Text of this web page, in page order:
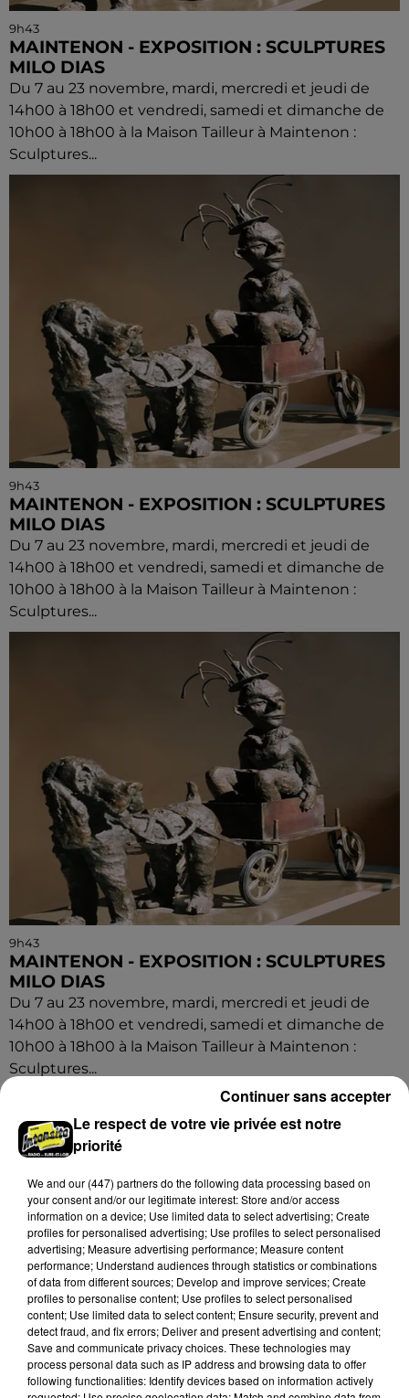
9h43
MAINTENON - EXPOSITION : SCULPTURES
MILO DIAS
Du 7 au 23 novembre, mardi, mercredi et jeudi de
14h00 à 18h00 et vendredi, samedi et dimanche de
10h00 à 18h00 à la Maison Tailleur à Maintenon :
Sculptures...
9h43
MAINTENON - EXPOSITION : SCULPTURES
MILO DIAS
Du 7 au 23 novembre, mardi, mercredi et jeudi de
14h00 à 18h00 et vendredi, samedi et dimanche de
10h00 à 18h00 à la Maison Tailleur à Maintenon :
Sculptures...
9h43
MAINTENON - EXPOSITION : SCULPTURES
MILO DIAS
Du 7 au 23 novembre, mardi, mercredi et jeudi de
14h00 à 18h00 et vendredi, samedi et dimanche de
10h00 à 18h00 à la Maison Tailleur à Maintenon :
Sculptures...
Le respect de votre vie privée est notre
priorité
We and our (447) partnersdo the following data processing based on
your consent and/or our legitimate interest: Store and/or access
information on a device; Use limited data to select advertising; Create
profiles for personalised advertising; Use profiles to select personalised
advertising; Measure advertising performance; Measure content
performance; Understand audiences through statistics or combinations
of data from different sources; Develop and improve services; Create
profiles to personalise content; Use profiles to select personalised
content; Use limited data to select content; Ensure security, prevent and
detect fraud, and fix errors; Deliver and present advertising and content;
Save and communicate privacy choices. These technologies may
process personal data such as IP address and browsing data to offer
following functionalities: Identify devices based on information actively
Continuer sans accepter